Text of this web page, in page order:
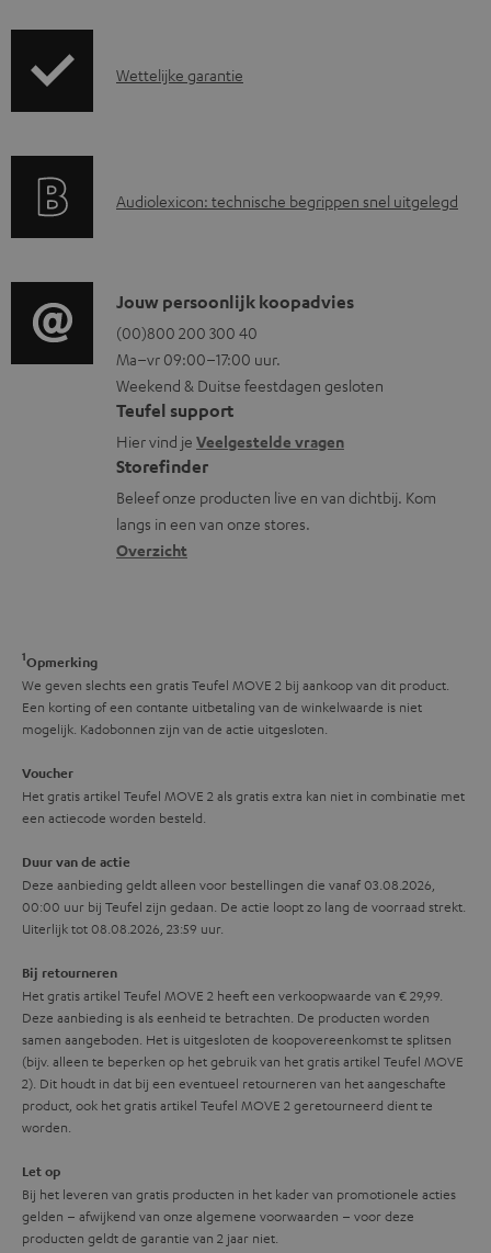
u
t
e
n
r
m
a
t
i
e
G
n
e
i
n
f
o
r
m
a
Wettelijke garantie
A
i
o
g
l
o
s
s
a
r
Audiolexicon: technische begrippen snel uitgelegd
C
o
n
t
a
c
t
i
n
m
a
i
e
Jouw persoonlijk koopadvies
(00)800 200 300 40
Ma–vr 09:00–17:00 uur.
Weekend & Duitse feestdagen gesloten
Teufel support
Hier vind je Veelgestelde vragen
Storefinder
Beleef onze producten live en van dichtbij. Kom
langs in een van onze stores.
Overzicht
1Opmerking
We geven slechts een gratis Teufel MOVE 2 bij aankoop van dit product.
Een korting of een contante uitbetaling van de winkelwaarde is niet
mogelijk. Kadobonnen zijn van de actie uitgesloten.
Voucher
Het gratis artikel Teufel MOVE 2 als gratis extra kan niet in combinatie met
een actiecode worden besteld.
Duur van de actie
Deze aanbieding geldt alleen voor bestellingen die vanaf 03.08.2026,
00:00 uur bij Teufel zijn gedaan. De actie loopt zo lang de voorraad strekt.
Uiterlijk tot 08.08.2026, 23:59 uur.
Bij retourneren
Het gratis artikel Teufel MOVE 2 heeft een verkoopwaarde van € 29,99.
Deze aanbieding is als eenheid te betrachten. De producten worden
samen aangeboden. Het is uitgesloten de koopovereenkomst te splitsen
(bijv. alleen te beperken op het gebruik van het gratis artikel Teufel MOVE
2). Dit houdt in dat bij een eventueel retourneren van het aangeschafte
product, ook het gratis artikel Teufel MOVE 2 geretourneerd dient te
worden.
Let op
Bij het leveren van gratis producten in het kader van promotionele acties
gelden – afwijkend van onze algemene voorwaarden – voor deze
producten geldt de garantie van 2 jaar niet.